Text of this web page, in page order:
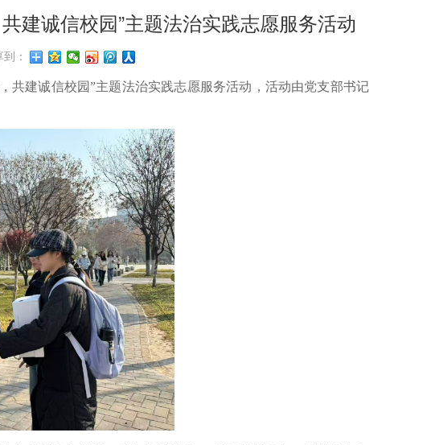
建诚信校园”主题法治实践志愿服务活动
：
共建诚信校园”主题法治实践志愿服务活动 ， 活动由党支部书记